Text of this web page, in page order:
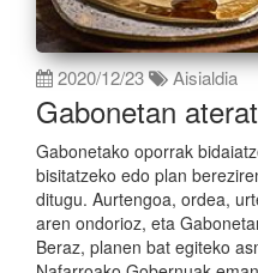
2020/12/23 Aisialdia
Gabonetan
Gabonetako oporrak
bisitatzeko edo plan
ditugu. Aurtengoa, ordea,
aren ondorioz, eta
Beraz, planen bat egiteko